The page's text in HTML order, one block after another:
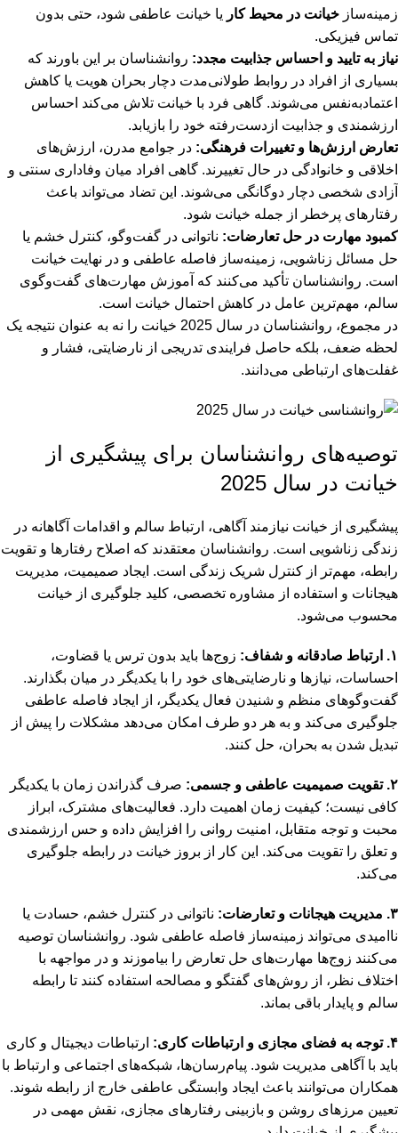
زمینه‌ساز خیانت در محیط کار یا خیانت عاطفی شود، حتی بدون
تماس فیزیکی.
نیاز به تایید و احساس جذابیت مجدد: روانشناسان بر این باورند که
بسیاری از افراد در روابط طولانی‌مدت دچار بحران هویت یا کاهش
اعتمادبه‌نفس می‌شوند. گاهی فرد با خیانت تلاش می‌کند احساس
ارزشمندی و جذابیت از‌دست‌رفته خود را بازیابد.
تعارض ارزش‌ها و تغییرات فرهنگی: در جوامع مدرن، ارزش‌های
اخلاقی و خانوادگی در حال تغییرند. گاهی افراد میان وفاداری سنتی و
آزادی شخصی دچار دوگانگی می‌شوند. این تضاد می‌تواند باعث
رفتارهای پرخطر از جمله خیانت شود.
کمبود مهارت در حل تعارضات: ناتوانی در گفت‌وگو، کنترل خشم یا
حل مسائل زناشویی، زمینه‌ساز فاصله عاطفی و در نهایت خیانت
است. روانشناسان تأکید می‌کنند که آموزش مهارت‌های گفت‌وگوی
سالم، مهم‌ترین عامل در کاهش احتمال خیانت است.
در مجموع، روانشناسان در سال 2025 خیانت را نه به عنوان نتیجه یک
لحظه ضعف، بلکه حاصل فرایندی تدریجی از نارضایتی، فشار و
غفلت‌های ارتباطی می‌دانند.
توصیه‌های روانشناسان برای پیشگیری از
خیانت در سال 2025
پیشگیری از خیانت نیازمند آگاهی، ارتباط سالم و اقدامات آگاهانه در
زندگی زناشویی است. روانشناسان معتقدند که اصلاح رفتارها و تقویت
رابطه، مهم‌تر از کنترل شریک زندگی است. ایجاد صمیمیت، مدیریت
هیجانات و استفاده از مشاوره تخصصی، کلید جلوگیری از خیانت
محسوب می‌شود.
۱. ارتباط صادقانه و شفاف:
زوج‌ها باید بدون ترس یا قضاوت،
احساسات، نیازها و نارضایتی‌های خود را با یکدیگر در میان بگذارند.
گفت‌وگوهای منظم و شنیدن فعال یکدیگر، از ایجاد فاصله عاطفی
جلوگیری می‌کند و به هر دو طرف امکان می‌دهد مشکلات را پیش از
تبدیل شدن به بحران، حل کنند.
۲. تقویت صمیمیت عاطفی و جسمی:
صرف گذراندن زمان با یکدیگر
کافی نیست؛ کیفیت زمان اهمیت دارد. فعالیت‌های مشترک، ابراز
محبت و توجه متقابل، امنیت روانی را افزایش داده و حس ارزشمندی
و تعلق را تقویت می‌کند. این کار از بروز خیانت در رابطه جلوگیری
می‌کند.
۳. مدیریت هیجانات و تعارضات:
ناتوانی در کنترل خشم، حسادت یا
ناامیدی می‌تواند زمینه‌ساز فاصله عاطفی شود. روانشناسان توصیه
می‌کنند زوج‌ها مهارت‌های حل تعارض را بیاموزند و در مواجهه با
اختلاف نظر، از روش‌های گفتگو و مصالحه استفاده کنند تا رابطه
سالم و پایدار باقی بماند.
۴. توجه به فضای مجازی و ارتباطات کاری:
ارتباطات دیجیتال و کاری
باید با آگاهی مدیریت شود. پیام‌رسان‌ها، شبکه‌های اجتماعی و ارتباط با
همکاران می‌توانند باعث ایجاد وابستگی عاطفی خارج از رابطه شوند.
تعیین مرزهای روشن و بازبینی رفتارهای مجازی، نقش مهمی در